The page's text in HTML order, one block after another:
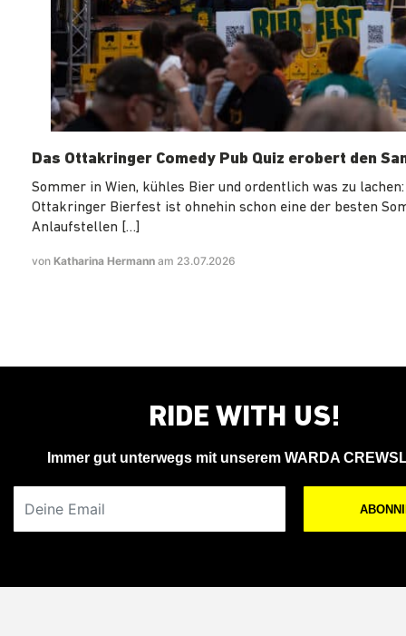
Das Ottakringer Comedy Pub Quiz erobert den
Sommer in Wien, kühles Bier und ordentlich was zu lachen:
Ottakringer Bierfest ist ohnehin schon eine der besten
Anlaufstellen […]
von Katharina Hermann am 23.07.2026
RIDE WITH US!
Immer gut unterwegs mit unserem WARDA